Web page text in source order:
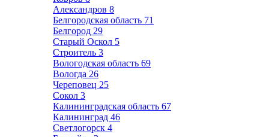
Александров 8
Белгородская область 71
Белгород 29
Старый Оскол 5
Строитель 3
Вологодская область 69
Вологда 26
Череповец 25
Сокол 3
Калининградская область 67
Калининград 46
Светлогорск 4